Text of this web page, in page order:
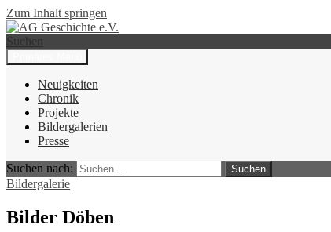
Zum Inhalt springen
AG Geschichte e.V.
Suchen
Neuigkeiten
Chronik
Projekte
Bildergalerien
Presse
Suchen nach:
Bildergalerie
Bilder Döben